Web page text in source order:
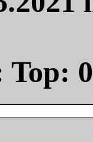
Top: 0